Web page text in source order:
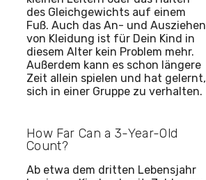
des Gleichgewichts auf einem
Fuß. Auch das An- und Ausziehen
von Kleidung ist für Dein Kind in
diesem Alter kein Problem mehr.
Außerdem kann es schon längere
Zeit allein spielen und hat gelernt,
sich in einer Gruppe zu verhalten.
How Far Can a 3-Year-Old
Count?
Ab etwa dem dritten Lebensjahr